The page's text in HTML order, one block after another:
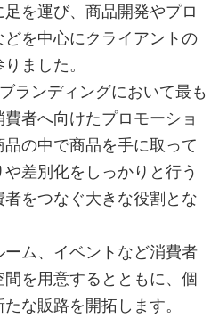
を運び、商品開発やプロ
を中心にクライアントの
ました。
ランディングにおいて最も
者へ向けたプロモーショ
の中で商品を手に取って
差別化をしっかりと行う
をつなぐ大きな役割とな
ム、イベントなど消費者
を用意するとともに、個
な販路を開拓します。